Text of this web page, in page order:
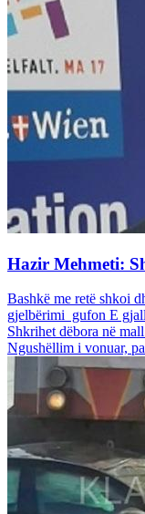
Hazir Mehmeti:
Bashkë me retë shkoi
gjelbërimi gufon E
Shkrihet dëbora në
Ngushëllim i vonuar,